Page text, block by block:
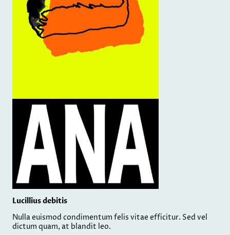
Lucillius debitis
Nulla euismod condimentum felis vitae efficitur. Sed vel
dictum quam, at blandit leo.